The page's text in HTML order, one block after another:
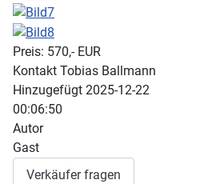
Preis: 570,- EUR
Kontakt Tobias Ballmann
Hinzugefügt 2025-12-22
00:06:50
Autor
Gast
Verkäufer fragen